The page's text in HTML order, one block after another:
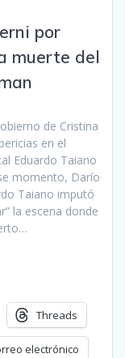
por
muerte del
de Cristina
en el
Eduardo Taiano
momento, Darío
Taiano imputó
la escena donde
Threads
electrónico